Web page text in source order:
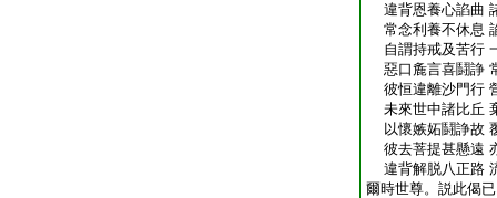
違背恩養心諂曲
常念利養不休息
自謂持戒及苦行
惡口麁言喜鬪諍
彼恒違離沙門行
未來世中諸比丘
以懷嫉妬鬪諍故
彼去菩提甚懸遠
違背解脱八正路
爾時世尊。説此偈